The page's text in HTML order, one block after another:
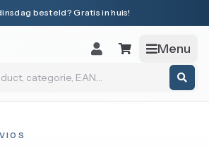
besteld? Gratis in huis!
Menu